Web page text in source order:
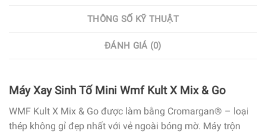
THÔNG SỐ KỸ THUẬT
ĐÁNH GIÁ (0)
Máy Xay Sinh Tố Mini Wmf Kult X Mix & Go
WMF Kult X Mix & Go được làm bằng Cromargan® – loại
thép không gỉ đẹp nhất với vẻ ngoài bóng mờ. Máy trộn